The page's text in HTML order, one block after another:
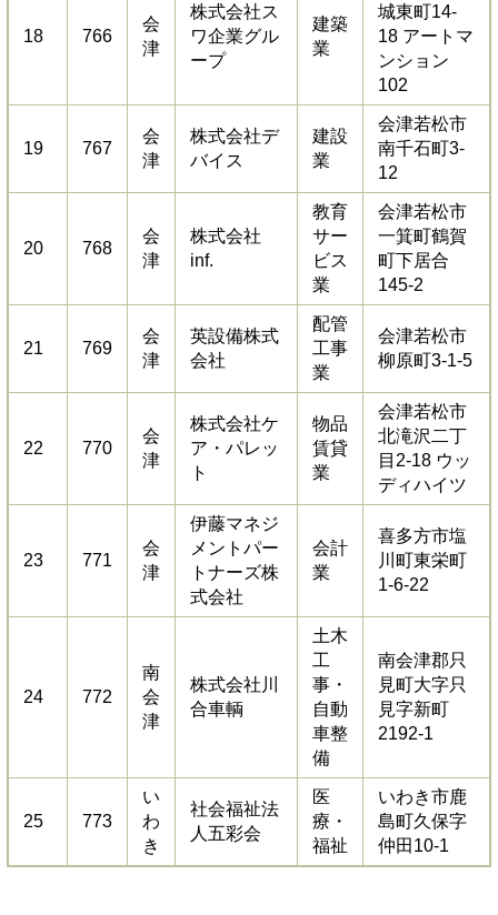
18 766
会
津
株式会社ス
ワ企業グル
ープ
建築
業
城東町14-
18 アートマ
ンション
102
19 767
会
津
株式会社デ
バイス
建設
業
会津若松市
南千石町3-
12
20 768
会
津
株式会社
inf.
教育
サー
ビス
業
会津若松市
一箕町鶴賀
町下居合
145-2
21 769
会
津
英設備株式
会社
配管
工事
業
会津若松市
柳原町3-1-5
22 770
会
津
株式会社ケ
ア・パレッ
ト
物品
賃貸
業
会津若松市
北滝沢二丁
目2-18 ウッ
ディハイツ
23 771
会
津
伊藤マネジ
メントパー
トナーズ株
式会社
会計
業
喜多方市塩
川町東栄町
1-6-22
24 772
南
会
津
株式会社川
合車輌
土木
工
事・
自動
車整
備
南会津郡只
見町大字只
見字新町
2192-1
25 773
い
わ
き
社会福祉法
人五彩会
医
療・
福祉
いわき市鹿
島町久保字
仲田10-1